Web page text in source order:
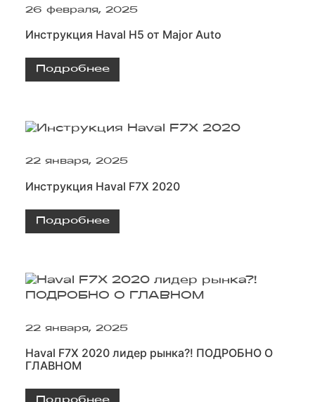
26 февраля, 2025
Инструкция Haval H5 от Major Auto
Подробнее
22 января, 2025
Инструкция Haval F7X 2020
Подробнее
22 января, 2025
Haval F7Х 2020 лидер рынка?! ПОДРОБНО О
ГЛАВНОМ
Подробнее